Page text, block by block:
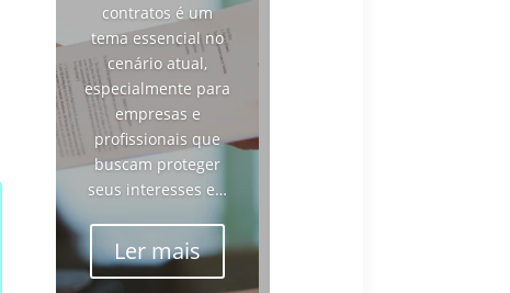
contratos é um
tema essencial no
cenário atual,
especialmente para
empresas e
profissionais que
buscam proteger
seus interesses e…
Ler mais